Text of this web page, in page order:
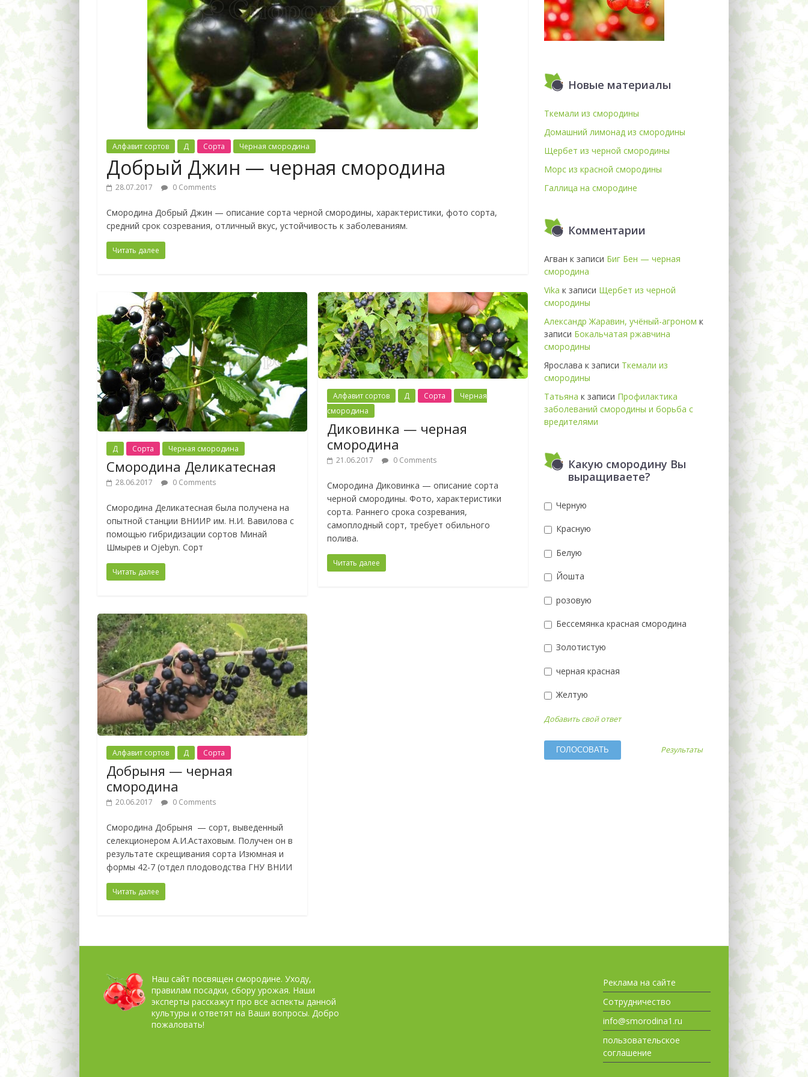
Алфавит сортов Д Сорта Черная смородина
Добрый Джин — черная смородина
28.07.2017 0 Comments
Смородина Добрый Джин — описание сорта черной смородины, характеристики, фото сорта,
средний срок созревания, отличный вкус, устойчивость к заболеваниям.
Читать далее
Д Сорта Черная смородина
Смородина Деликатесная
28.06.2017 0 Comments
Смородина Деликатесная была получена на
опытной станции ВНИИР им. Н.И. Вавилова с
помощью гибридизации сортов Минай
Шмырев и Ojebyn. Сорт
Читать далее
Алфавит сортов Д Сорта
Черная
смородина
Диковинка — черная
смородина
21.06.2017 0 Comments
Смородина Диковинка — описание сорта
черной смородины. Фото, характеристики
сорта. Раннего срока созревания,
самоплодный сорт, требует обильного
полива.
Читать далее
Алфавит сортов Д Сорта
Добрыня — черная
смородина
20.06.2017 0 Comments
Смородина Добрыня — сорт, выведенный
селекционером А.И.Астаховым. Получен он в
результате скрещивания сорта Изюмная и
формы 42-7 (отдел плодоводства ГНУ ВНИИ
Читать далее
Новые материалы
Ткемали из смородины
Домашний лимонад из смородины
Щербет из черной смородины
Морс из красной смородины
Галлица на смородине
Комментарии
Агван к записи Биг Бен — черная
смородина
Vika к записи Щербет из черной
смородины
Александр Жаравин, учёный-агроном к
записи Бокальчатая ржавчина
смородины
Ярослава к записи Ткемали из
смородины
Татьяна к записи Профилактика
заболеваний смородины и борьба с
вредителями
Какую смородину Вы
выращиваете?
Черную
Красную
Белую
Йошта
розовую
Бессемянка красная смородина
Золотистую
черная красная
Желтую
Добавить свой ответ
Результаты
Наш сайт посвящен смородине. Уходу,
правилам посадки, сбору урожая. Наши
эксперты расскажут про все аспекты данной
культуры и ответят на Ваши вопросы. Добро
пожаловать!
Реклама на сайте
Сотрудничество
info@smorodina1.ru
пользовательское
соглашение